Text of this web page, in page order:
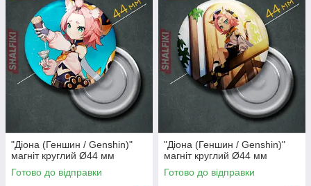
"Діона (Геншин / Genshin)"
магніт круглий Ø44 мм
Готово до відправки
"Діона (Геншин / Genshin)"
магніт круглий Ø44 мм
Готово до відправки